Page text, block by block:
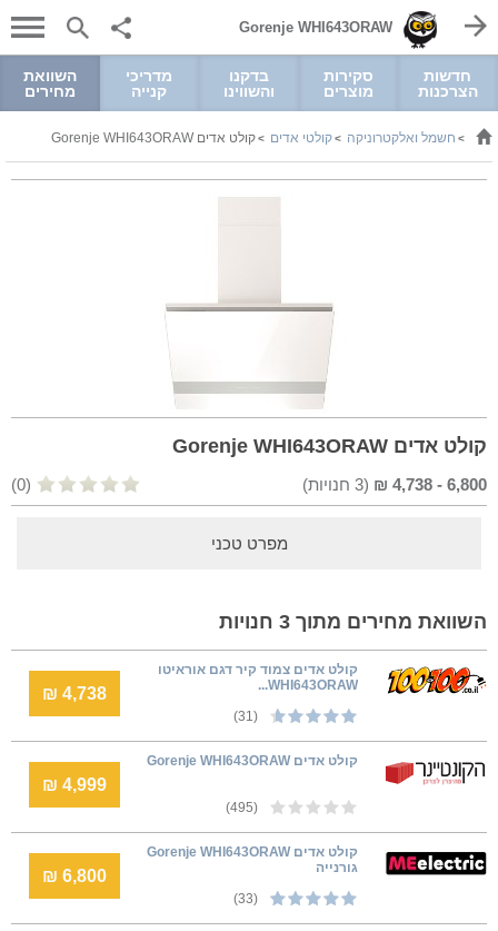
Gorenje WHI643ORAW
חדשות
הצרכנות
סקירות
מוצרים
בדקנו
והשווינו
מדריכי
קנייה
השוואת
מחירים
> חשמל ואלקטרוניקה >קולטי אדים >קולט אדים Gorenje WHI643ORAW
קולט אדים Gorenje WHI643ORAW
6,800
-
4,738
₪
(
3 חנויות) (0)
מפרט טכני
השוואת מחירים מתוך 3 חנויות
קולט אדים צמוד קיר דגם אוראיטו
WHI643ORAW...
(31)
4,738 ₪
קולט אדים Gorenje WHI643ORAW
(495)
4,999 ₪
קולט אדים Gorenje WHI643ORAW
גורנייה
(33)
6,800 ₪